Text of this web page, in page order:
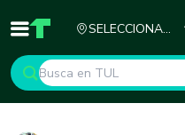
Inicio TUL - TuSELECCIONA